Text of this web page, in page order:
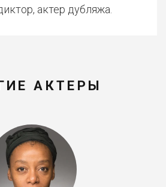
актер дубляжа.
АКТЕРЫ